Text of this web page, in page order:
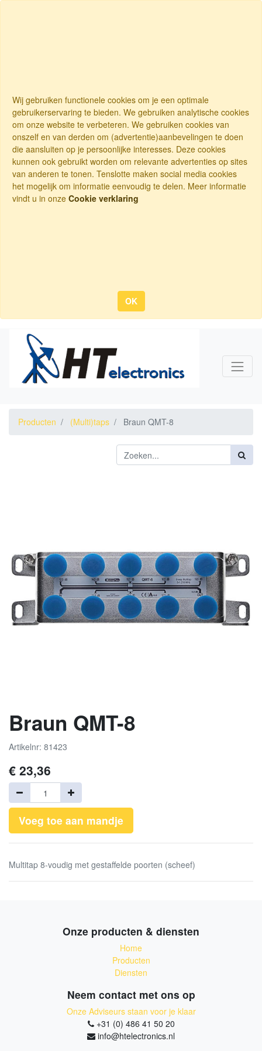
Wij gebruiken functionele cookies om je een optimale
gebruikerservaring te bieden. We gebruiken analytische cookies
om onze website te verbeteren. We gebruiken cookies van
onszelf en van derden om (advertentie)aanbevelingen te doen
die aansluiten op je persoonlijke interesses. Deze cookies
kunnen ook gebruikt worden om relevante advertenties op sites
van anderen te tonen. Tenslotte maken social media cookies
het mogelijk om informatie eenvoudig te delen. Meer informatie
vindt u in onze Cookie verklaring
OK
Producten (Multi)taps Braun QMT-8
Braun QMT-8
Artikelnr: 81423
€ 23,36
Voeg toe aan mandje
Multitap 8-voudig met gestaffelde poorten (scheef)
Onze producten & diensten
Home
Producten
Diensten
Neem contact met ons op
Onze Adviseurs staan voor je klaar
+31 (0) 486 41 50 20
info@htelectronics.nl